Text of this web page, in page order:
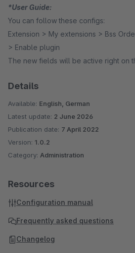
*User Guide:
You can follow these configs:
Extension > My extensions > Bss
> Enable plugin
The new fields will be active right on
Details
Available: English, German
Latest update: 2 June 2026
Publication date: 7 April 2022
Version: 1.0.2
Category: Administration
Resources
Configuration manual
Frequently asked questions
Changelog